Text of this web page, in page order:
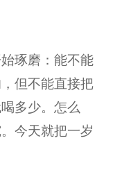
琢磨：能不能
但不能直接把
多少。怎么
今天就把一岁